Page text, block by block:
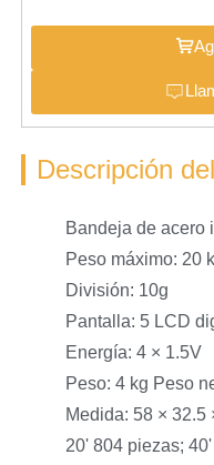
Descripción
Bandeja de acero
Peso máximo: 20
División: 10g
Pantalla: 5 LCD
Energía: 4 × 1.5V
Peso: 4 kg Peso
Medida: 58 × 32.5
20' 804 piezas;